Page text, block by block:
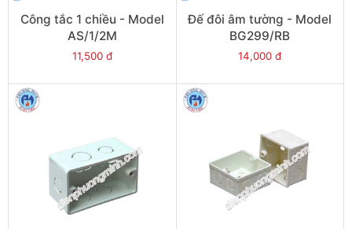
Công tắc 1 chiều - Model
AS/1/2M
11,500 đ
Đế đôi âm tường - Model
BG299/RB
14,000 đ